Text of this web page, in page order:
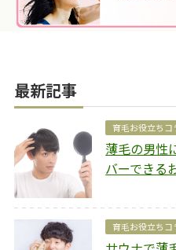
最新記事
育毛お役立ちコ
薄毛の男性
バーできる
育毛お役立ちコ